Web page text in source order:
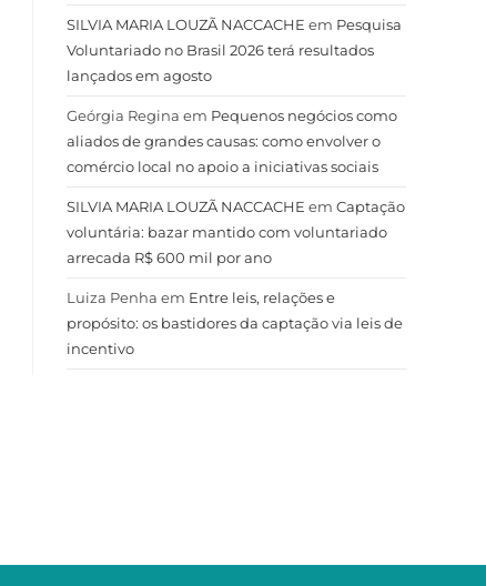
SILVIA MARIA LOUZÃ NACCACHE em Pesquisa
Voluntariado no Brasil 2026 terá resultados
lançados em agosto
Geórgia Regina em Pequenos negócios como
aliados de grandes causas: como envolver o
comércio local no apoio a iniciativas sociais
SILVIA MARIA LOUZÃ NACCACHE em Captação
voluntária: bazar mantido com voluntariado
arrecada R$ 600 mil por ano
Luiza Penha em Entre leis, relações e
propósito: os bastidores da captação via leis de
incentivo